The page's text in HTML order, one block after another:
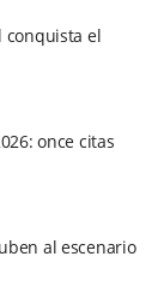
conquista el
once citas
al escenario